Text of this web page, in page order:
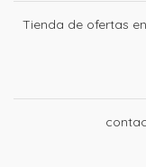
Tienda de ofertas